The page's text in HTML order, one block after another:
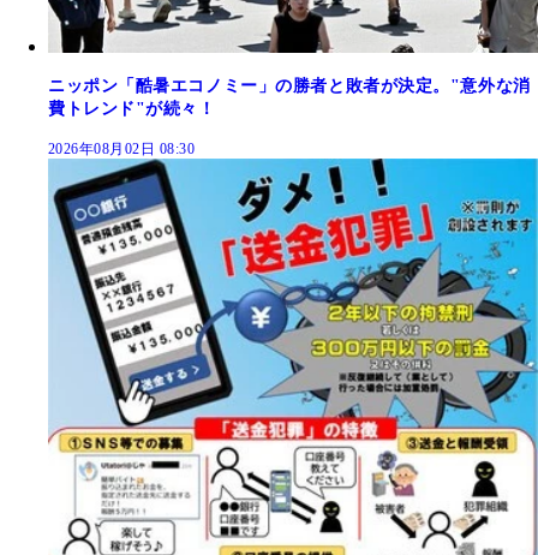
ニッポン「酷暑エコノミー」の勝者と敗者が決定。"意外な消
費トレンド"が続々！
2026年08月02日 08:30